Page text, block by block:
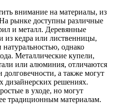
внимание на материалы, из
рынке доступны различные
и металл. Деревянные
из кедра или лиственницы,
однако
Металлические купели,
или алюминия, отличаются
а также могут
дизайнерских решениях.
в уходе, но могут
традиционным материалам.